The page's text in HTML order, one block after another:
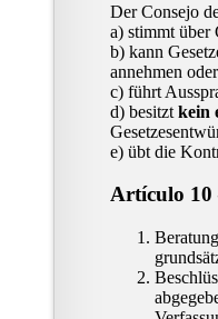
Der Consejo
a) stimmt über
b) kann
annehmen
c) führt
d) besitzt kein
e) übt die
Artículo 10